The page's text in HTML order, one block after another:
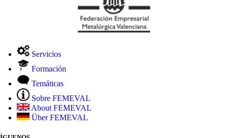
Servicios
Formación
Temáticas
Sobre FEMEVAL
About FEMEVAL
Über FEMEVAL